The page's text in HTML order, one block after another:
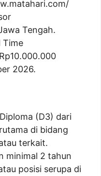
Tengah.
Time
10.000.000
2026.
(D3) dari
di bidang
terkait.
minimal 2 tahun
posisi serupa di